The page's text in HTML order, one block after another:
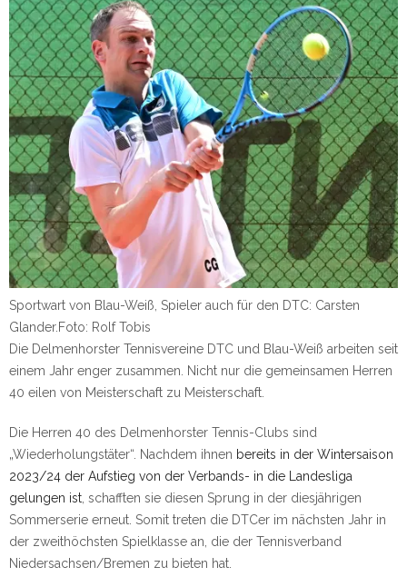
Sportwart von Blau-Weiß, Spieler auch für den DTC: Carsten
Glander. Foto: Rolf Tobis
Die Delmenhorster Tennisvereine DTC und Blau-Weiß arbeiten seit
einem Jahr enger zusammen. Nicht nur die gemeinsamen Herren
40 eilen von Meisterschaft zu Meisterschaft.
Die Herren 40 des Delmenhorster Tennis-Clubs sind
„Wiederholungstäter“. Nachdem ihnen bereits in der Wintersaison
2023/24 der Aufstieg von der Verbands- in die Landesliga
gelungen ist , schafften sie diesen Sprung in der diesjährigen
Sommerserie erneut. Somit treten die DTCer im nächsten Jahr in
der zweithöchsten Spielklasse an, die der Tennisverband
Niedersachsen/Bremen zu bieten hat.